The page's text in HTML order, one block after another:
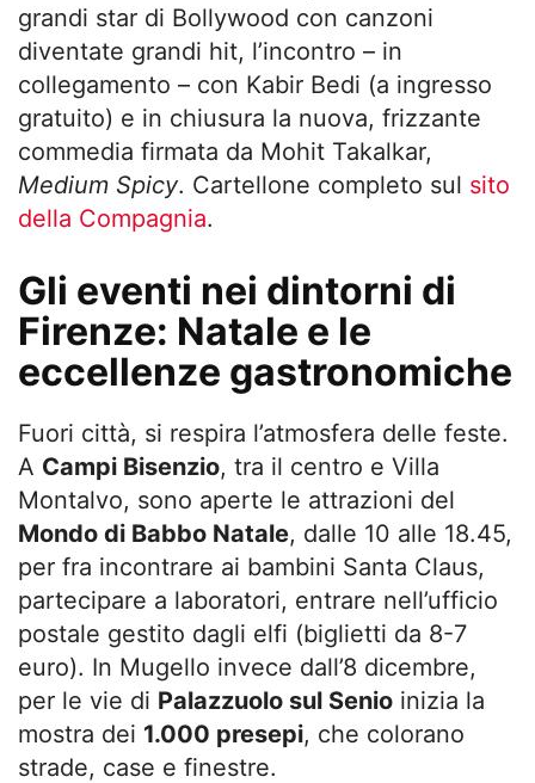
grandi star di Bollywood con canzoni
diventate grandi hit, l’incontro – in
collegamento – con Kabir Bedi (a ingresso
gratuito) e in chiusura la nuova, frizzante
commedia firmata da Mohit Takalkar,
Medium Spicy. Cartellone completo sul sito
della Compagnia.
Gli eventi nei dintorni di
Firenze: Natale e le
eccellenze gastronomiche
Fuori città, si respira l’atmosfera delle feste.
A Campi Bisenzio, tra il centro e Villa
Montalvo, sono aperte le attrazioni del
Mondo di Babbo Natale, dalle 10 alle 18.45,
per fra incontrare ai bambini Santa Claus,
partecipare a laboratori, entrare nell’ufficio
postale gestito dagli elfi (biglietti da 8-7
euro). In Mugello invece dall’8 dicembre,
per le vie di Palazzuolo sul Senio inizia la
mostra dei 1.000 presepi, che colorano
strade, case e finestre.